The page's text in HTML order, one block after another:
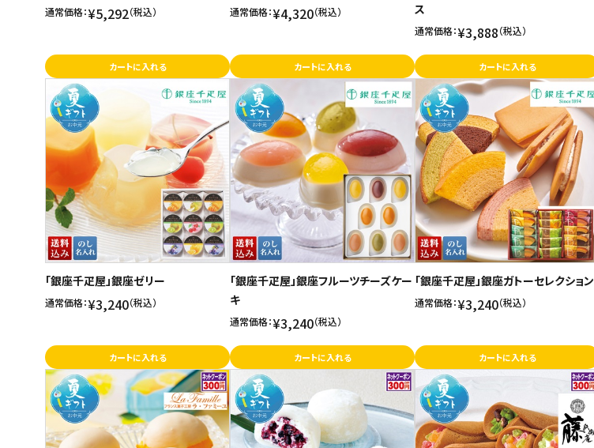
通常価格：¥5,292（税込）
カートに入れる
通常価格：¥4,320（税込）
カートに入れる
ス
通常価格：¥3,888（税込）
カートに入れる
「銀座千疋屋」銀座ゼリー
通常価格：¥3,240（税込）
カートに入れる
「銀座千疋屋」銀座フルーツチーズケー
キ
通常価格：¥3,240（税込）
カートに入れる
「銀座千疋屋」銀座ガトーセレクション
通常価格：¥3,240（税込）
カートに入れる